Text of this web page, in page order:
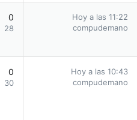
0
28
Hoy a las 11:22
compudemano
0
30
Hoy a las 10:43
compudemano